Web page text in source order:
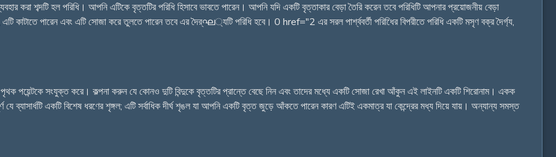
করা শব্দটি হল পরিধি। আপনি এটিকে বৃত্তটির পরিধি হিসাবে ভাবতে পারেন। আপনি যদি একটি বৃত্তাকার বেড়া তৈরি করেন তবে পরিধিটি আপনার প্রয়োজনীয় বেড়া
কাটাতে পারেন এবং এটি সোজা করে তুলতে পারেন তবে এর দৈর্ഘ্যটি পরিধি হবে। 0 href="2 এর সরল পার্শ্ববর্তী পরিধিের বিপরীতে পরিধি একটি মসৃণ বক্র দৈর্গ্য,
পয়েন্টকে সংযুক্ত করে। কল্পনা করুন যে কোনও দুটি বিন্দুকে বৃত্তটির প্রান্তে বেছে নিন এবং তাদের মধ্যে একটি সোজা রেখা আঁকুন এই লাইনটি একটি শিরোনাম। একক
ব্যাসার্ধটি একটি বিশেষ ধরণের শৃঙ্গল; এটি সর্বাধিক দীর্ঘ শৃঙল যা আপনি একটি বৃত্ত জুড়ে আঁকতে পারেন কারণ এটিই একমাত্র যা কেন্দ্রের মধ্য দিয়ে যায়। অন্যান্য সমস্ত